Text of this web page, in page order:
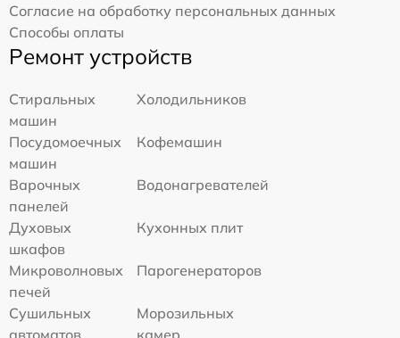
Согласие на обработку персональных данных
Способы оплаты
Ремонт устройств
Стиральных
машин
Холодильников
Посудомоечных
машин
Кофемашин
Варочных
панелей
Водонагревателей
Духовых
шкафов
Кухонных плит
Микроволновых
печей
Парогенераторов
Сушильных
автоматов
Морозильных
камер